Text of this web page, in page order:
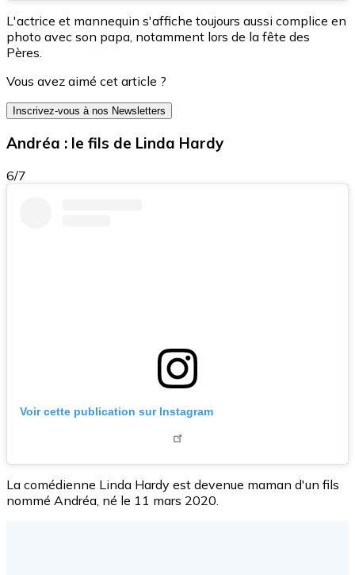
L'actrice et mannequin s'affiche toujours aussi complice en
photo avec son papa, notamment lors de la fête des
Pères.
Vous avez aimé cet article ?
Inscrivez-vous à nos Newsletters
Andréa : le fils de Linda Hardy
6/7
Voir cette publication sur Instagram
La comédienne Linda Hardy est devenue maman d'un fils
nommé Andréa, né le 11 mars 2020.